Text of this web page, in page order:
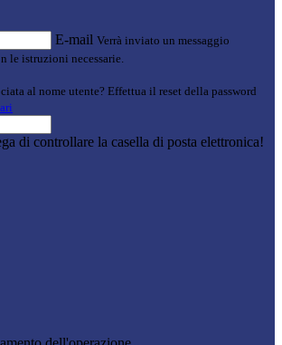
E-mail Verrà inviato un messaggio
le istruzioni necessarie.
al nome utente? Effettua il reset della password
di controllare la casella di posta elettronica!